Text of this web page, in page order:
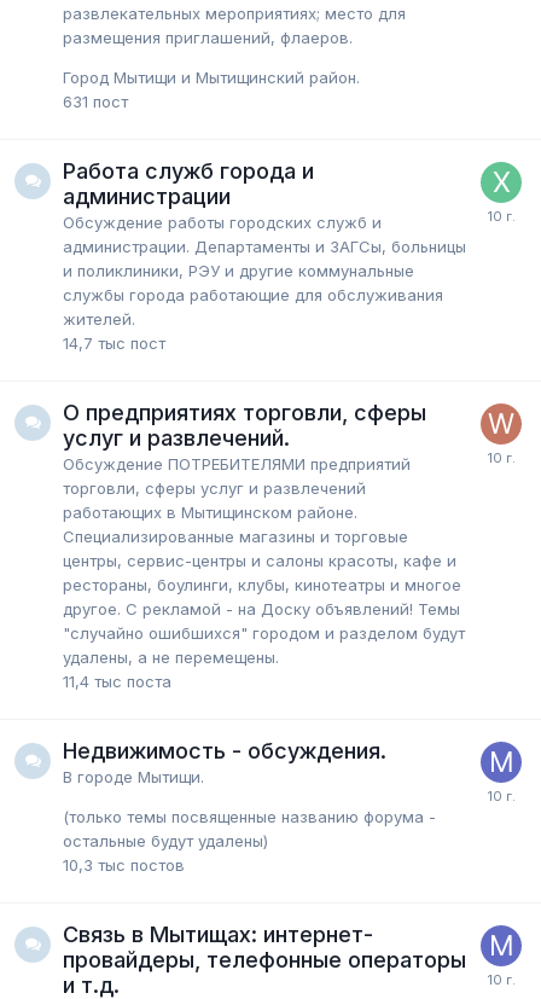
развлекательных мероприятиях; место для
размещения приглашений, флаеров.
Город Мытищи и Мытищинский район.
631 пост
Работа служб города и
администрации
Обсуждение работы городских служб и
администрации. Департаменты и ЗАГСы, больницы
и поликлиники, РЭУ и другие коммунальные
службы города работающие для обслуживания
жителей.
14,7 тыс пост
О предприятиях торговли, сферы
услуг и развлечений.
Обсуждение ПОТРЕБИТЕЛЯМИ предприятий
торговли, сферы услуг и развлечений
работающих в Мытищинском районе.
Специализированные магазины и торговые
центры, сервис-центры и салоны красоты, кафе и
рестораны, боулинги, клубы, кинотеатры и многое
другое. С рекламой - на Доску объявлений! Темы
"случайно ошибшихся" городом и разделом будут
удалены, а не перемещены.
11,4 тыс поста
Недвижимость - обсуждения.
В городе Мытищи.
(только темы посвященные названию форума -
остальные будут удалены)
10,3 тыс постов
Связь в Мытищах: интернет-
провайдеры, телефонные операторы
и т.д.